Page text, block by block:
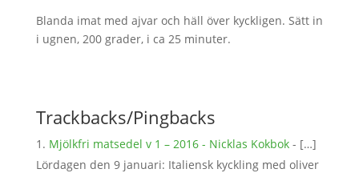
Blanda imat med ajvar och häll över kyckligen. Sätt in
i ugnen, 200 grader, i ca 25 minuter.
Trackbacks/Pingbacks
Mjölkfri matsedel v 1 – 2016 - Nicklas Kokbok- […]
Lördagen den 9 januari: Italiensk kyckling med oliver